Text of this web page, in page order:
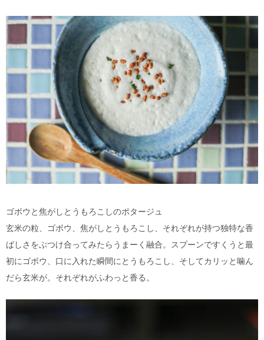
ゴボウと焦がしとうもろこしのポタージュ
玄米の粒、ゴボウ、焦がしとうもろこし、それぞれが持つ独特な香
ばしさをぶつけ合ってみたらうまーく融合。スプーンですくうと最
初にゴボウ、口に入れた瞬間にとうもろこし、そしてカリッと噛ん
だら玄米が。それぞれがふわっと香る。